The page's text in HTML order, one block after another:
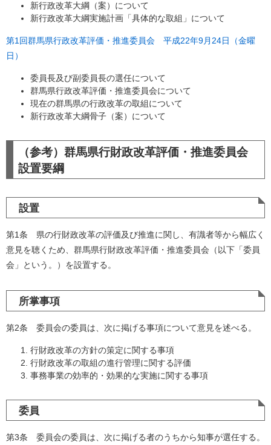
新行政改革大綱（案）について
新行政改革大綱実施計画「具体的な取組」について
第1回群馬県行政改革評価・推進委員会 平成22年9月24日（金曜
日）
委員長及び副委員長の選任について
群馬県行政改革評価・推進委員会について
現在の群馬県の行政改革の取組について
新行政改革大綱骨子（案）について
（参考）群馬県行財政改革評価・推進委員会
設置要綱
設置
第1条 県の行財政改革の評価及び推進に関し、有識者等から幅広く
意見を聴くため、群馬県行財政改革評価・推進委員会（以下「委員
会」という。）を設置する。
所掌事項
第2条 委員会の委員は、次に掲げる事項について意見を述べる。
行財政改革の方針の策定に関する事項
行財政改革の取組の進行管理に関する評価
事務事業の効率的・効果的な実施に関する事項
委員
第3条 委員会の委員は、次に掲げる者のうちから知事が選任する。